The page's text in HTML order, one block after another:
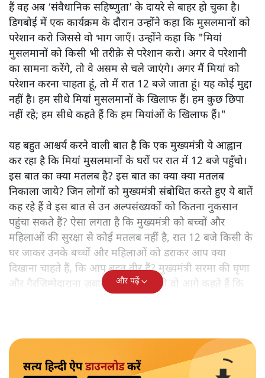
हैं वह अब ‘संवैधानिक सहिष्णुता’ के दायरे से बाहर हो चुका है।
डिगबोई में एक कार्यक्रम के दौरान उन्होंने कहा कि मुसलमानों को
परेशान करो जिससे वो भाग जाएँ। उन्होंने कहा कि "मियां
मुसलमानों को किसी भी तरीक़े से परेशान करो। अगर वे परेशानी
का सामना करेंगे, तो वे असम से चले जाएंगे। अगर मैं मियां को
परेशान करना चाहता हूं, तो मैं रात 12 बजे जाता हूं। यह कोई मुद्दा
नहीं है। हम सीधे मियां मुसलमानों के खिलाफ हैं। हम कुछ छिपा
नहीं रहे; हम सीधे कहते हैं कि हम मियांओं के खिलाफ हैं।"
यह बहुत आश्चर्य करने वाली बात है कि एक मुख्यमंत्री ये आह्वान
कर रहा है कि मियांं मुसलमानों के घरों पर रात में 12 बजे पहुँचो।
इस बात का क्या मतलब है? इस बात का क्या क्या मतलब
निकाला जाये? जिन लोगों को मुख्यमंत्री संबोधित करते हुए ये बातें
कह रहे हैं वे इस बात से उन अल्पसंख्यकों को कितना नुकसान
पहुंचा सकते हैं? ऐसा लगता है कि मुख्यमंत्री को बच्चों और
महिलाओं की सुरक्षा से कोई मतलब नहीं है, रात 12 बजे किसी के
घर जाकर उनके बच्चों और महिलाओं को डराकर आप क्या
दिखाना चाहते हैं, कि आप बहुत वीर हैं? मुख्यमंत्री सरमा की घृणा
और गैरजिम्मेदाराना ज़बान यहीं नहीं रुकती वो आगे कहते हैं कि
और पढ़ें
सत्य हिन्दी ऐपडाउनलोडकरें